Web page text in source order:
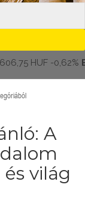
HUF-0,62%
A
és világ